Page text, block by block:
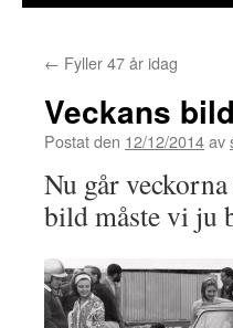
← Fyller 47 år idag
Veckans
Postat den 12/12/2014av
Nu går
bild måste vi ju